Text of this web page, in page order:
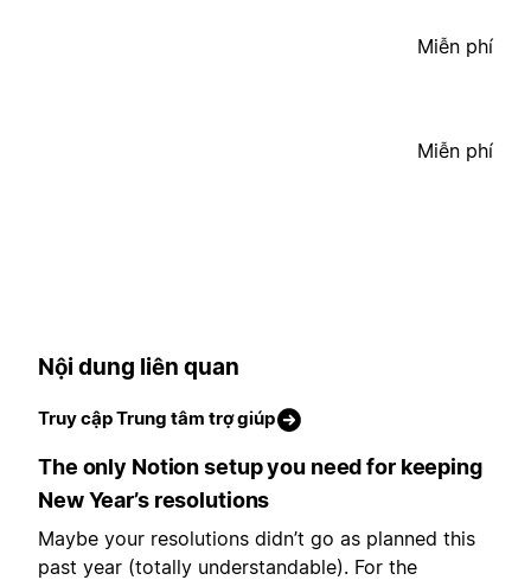
Miễn phí
Miễn phí
Nội dung liên quan
Truy cập Trung tâm trợ giúp
The only Notion setup you need for keeping
New Year’s resolutions
Maybe your resolutions didn’t go as planned this
past year (totally understandable). For the